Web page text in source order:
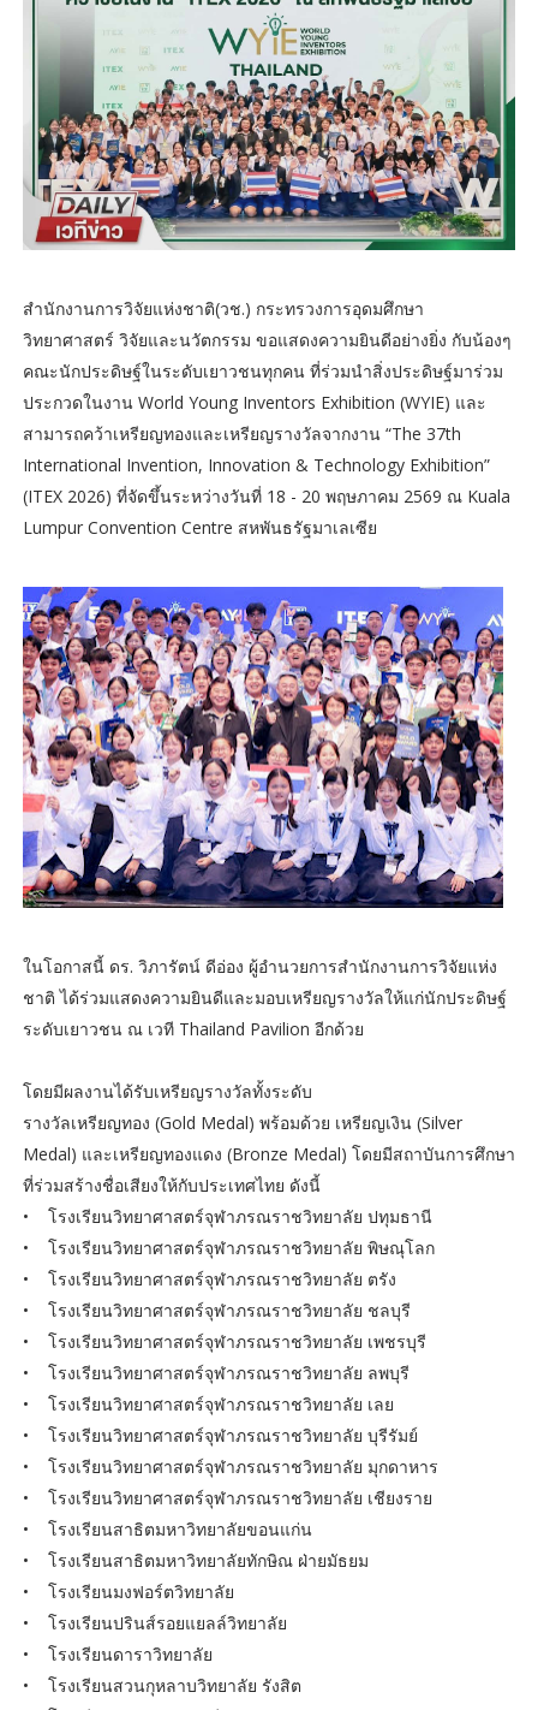
สำนักงานการวิจัยแห่งชาติ(วช.) กระทรวงการอุดมศึกษา
วิทยาศาสตร์ วิจัยและนวัตกรรม ขอแสดงความยินดีอย่างยิ่ง กับน้องๆ
คณะนักประดิษฐ์ในระดับเยาวชนทุกคน ที่ร่วมนำสิ่งประดิษฐ์มาร่วม
ประกวดในงาน World Young Inventors Exhibition (WYIE) และ
สามารถคว้าเหรียญทองและเหรียญรางวัลจากงาน “The 37th
International Invention, Innovation & Technology Exhibition”
(ITEX 2026) ที่จัดขึ้นระหว่างวันที่ 18 - 20 พฤษภาคม 2569 ณ Kuala
Lumpur Convention Centre สหพันธรัฐมาเลเซีย
ในโอกาสนี้ ดร. วิภารัตน์ ดีอ่อง ผู้อำนวยการสำนักงานการวิจัยแห่ง
ชาติ ได้ร่วมแสดงความยินดีและมอบเหรียญรางวัลให้แก่นักประดิษฐ์
ระดับเยาวชน ณ เวที Thailand Pavilion อีกด้วย
โดยมีผลงานได้รับเหรียญรางวัลทั้งระดับ
รางวัลเหรียญทอง (Gold Medal) พร้อมด้วย เหรียญเงิน (Silver
Medal) และเหรียญทองแดง (Bronze Medal) โดยมีสถาบันการศึกษา
ที่ร่วมสร้างชื่อเสียงให้กับประเทศไทย ดังนี้
• โรงเรียนวิทยาศาสตร์จุฬาภรณราชวิทยาลัย ปทุมธานี
• โรงเรียนวิทยาศาสตร์จุฬาภรณราชวิทยาลัย พิษณุโลก
• โรงเรียนวิทยาศาสตร์จุฬาภรณราชวิทยาลัย ตรัง
• โรงเรียนวิทยาศาสตร์จุฬาภรณราชวิทยาลัย ชลบุรี
• โรงเรียนวิทยาศาสตร์จุฬาภรณราชวิทยาลัย เพชรบุรี
• โรงเรียนวิทยาศาสตร์จุฬาภรณราชวิทยาลัย ลพบุรี
• โรงเรียนวิทยาศาสตร์จุฬาภรณราชวิทยาลัย เลย
• โรงเรียนวิทยาศาสตร์จุฬาภรณราชวิทยาลัย บุรีรัมย์
• โรงเรียนวิทยาศาสตร์จุฬาภรณราชวิทยาลัย มุกดาหาร
• โรงเรียนวิทยาศาสตร์จุฬาภรณราชวิทยาลัย เชียงราย
• โรงเรียนสาธิตมหาวิทยาลัยขอนแก่น
• โรงเรียนสาธิตมหาวิทยาลัยทักษิณ ฝ่ายมัธยม
• โรงเรียนมงฟอร์ตวิทยาลัย
• โรงเรียนปรินส์รอยแยลล์วิทยาลัย
• โรงเรียนดาราวิทยาลัย
• โรงเรียนสวนกุหลาบวิทยาลัย รังสิต